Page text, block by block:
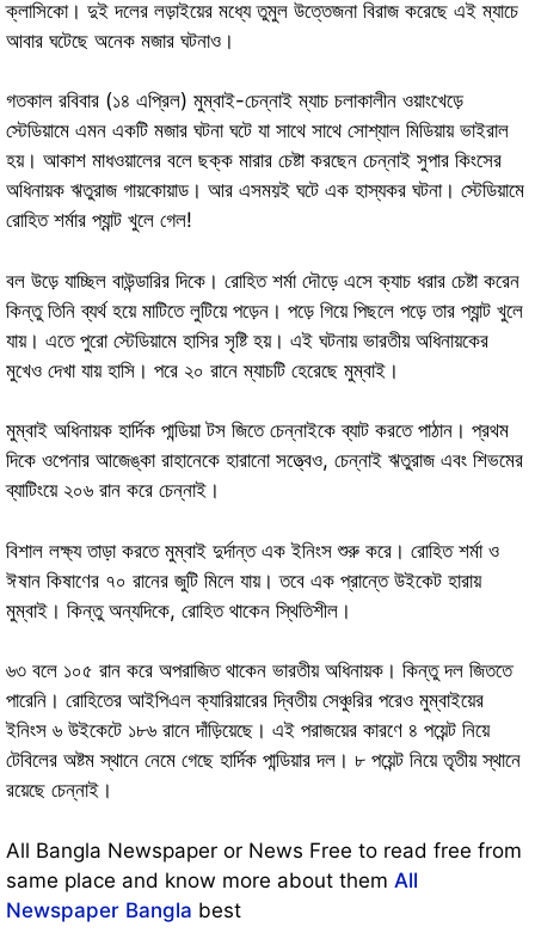
ক্লাসিকো। দুই দলের লড়াইয়ের মধ্যে তুমুল উত্তেজনা বিরাজ করেছে এই ম্যাচে
আবার ঘটেছে অনেক মজার ঘটনাও।
গতকাল রবিবার (১৪ এপ্রিল) মুম্বাই-চেন্নাই ম্যাচ চলাকালীন ওয়াংখেড়ে
স্টেডিয়ামে এমন একটি মজার ঘটনা ঘটে যা সাথে সাথে সোশ্যাল মিডিয়ায় ভাইরাল
হয়। আকাশ মাধওয়ালের বলে ছক্ক মারার চেষ্টা করছেন চেন্নাই সুপার কিংসের
অধিনায়ক ঋতুরাজ গায়কোয়াড। আর এসময়ই ঘটে এক হাস্যকর ঘটনা। স্টেডিয়ামে
রোহিত শর্মার প্যান্ট খুলে গেল!
বল উড়ে যাচ্ছিল বাউন্ডারির ​​দিকে। রোহিত শর্মা দৌড়ে এসে ক্যাচ ধরার চেষ্টা করেন
কিন্তু তিনি ব্যর্থ হয়ে মাটিতে লুটিয়ে পড়েন। পড়ে গিয়ে পিছলে পড়ে তার প্যান্ট খুলে
যায়। এতে পুরো স্টেডিয়ামে হাসির সৃষ্টি হয়। এই ঘটনায় ভারতীয় অধিনায়কের
মুখেও দেখা যায় হাসি। পরে ২০ রানে ম্যাচটি হেরেছে মুম্বাই।
মুম্বাই অধিনায়ক হার্দিক পান্ডিয়া টস জিতে চেন্নাইকে ব্যাট করতে পাঠান। প্রথম
দিকে ওপেনার আজেঙ্কা রাহানেকে হারানো সত্ত্বেও, চেন্নাই ঋতুরাজ এবং শিভমের
ব্যাটিংয়ে ২০৬ রান করে চেন্নাই।
বিশাল লক্ষ্য তাড়া করতে মুম্বাই দুর্দান্ত এক ইনিংস শুরু করে। রোহিত শর্মা ও
ঈষান কিষাণের ৭০ রানের জুটি মিলে যায়। তবে এক প্রান্তে উইকেট হারায়
মুম্বাই। কিন্তু অন্যদিকে, রোহিত থাকেন স্থিতিশীল।
৬৩ বলে ১০৫ রান করে অপরাজিত থাকেন ভারতীয় অধিনায়ক। কিন্তু দল জিততে
পারেনি। রোহিতের আইপিএল ক্যারিয়ারের দ্বিতীয় সেঞ্চুরির পরেও মুম্বাইয়ের
ইনিংস ৬ উইকেটে ১৮৬ রানে দাঁড়িয়েছে। এই পরাজয়ের কারণে ৪ পয়েন্ট নিয়ে
টেবিলের অষ্টম স্থানে নেমে গেছে হার্দিক পান্ডিয়ার দল। ৮ পয়েন্ট নিয়ে তৃতীয় স্থানে
রয়েছে চেন্নাই।
All Bangla Newspaper or News Free to read free from
same place and know more about them All
Newspaper Bangla best